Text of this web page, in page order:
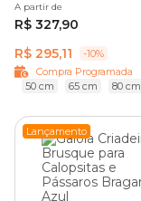
A partir de
R$ 327,90
R$ 295,11
-10%
Compra Programada
50 cm
65 cm 80 cm
Lançamento